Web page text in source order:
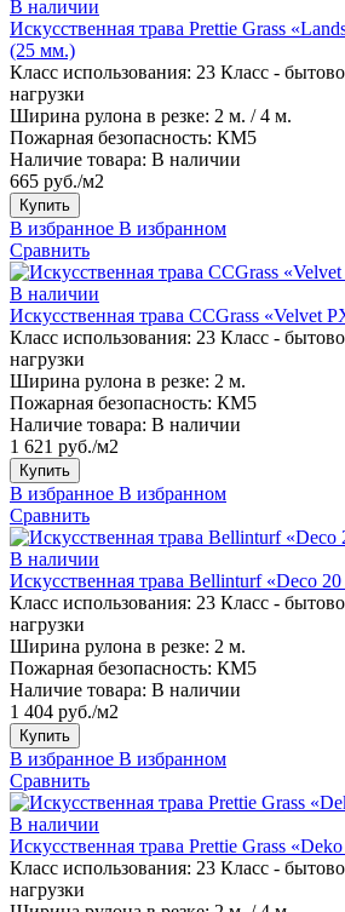
В наличии
Искусственная трава Prettie Grass
(25 мм.)
Класс использования: 23 Класс -
нагрузки
Ширина рулона в резке: 2 м. / 4 м.
Пожарная безопасность: КМ5
Наличие товара: В наличии
665 руб./м2
Купить
В избранное В избранном
Сравнить
В наличии
Искусственная трава CCGrass «Velvet
Класс использования: 23 Класс -
нагрузки
Ширина рулона в резке: 2 м.
Пожарная безопасность: КМ5
Наличие товара: В наличии
1 621 руб./м2
Купить
В избранное В избранном
Сравнить
В наличии
Искусственная трава Bellinturf «Deco
Класс использования: 23 Класс -
нагрузки
Ширина рулона в резке: 2 м.
Пожарная безопасность: КМ5
Наличие товара: В наличии
1 404 руб./м2
Купить
В избранное В избранном
Сравнить
В наличии
Искусственная трава Prettie Grass
Класс использования: 23 Класс -
нагрузки